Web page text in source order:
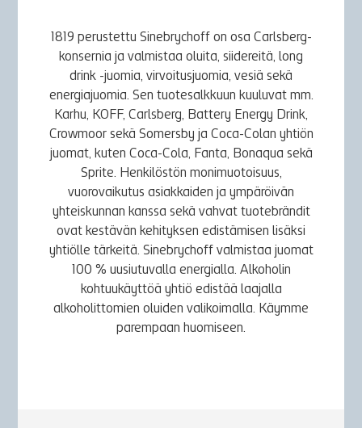
1819 perustettu Sinebrychoff on osa Carlsberg-
konsernia ja valmistaa oluita, siidereitä, long
drink -juomia, virvoitusjuomia, vesiä sekä
energiajuomia. Sen tuotesalkkuun kuuluvat mm.
Karhu, KOFF, Carlsberg, Battery Energy Drink,
Crowmoor sekä Somersby ja Coca-Colan yhtiön
juomat, kuten Coca-Cola, Fanta, Bonaqua sekä
Sprite. Henkilöstön monimuotoisuus,
vuorovaikutus asiakkaiden ja ympäröivän
yhteiskunnan kanssa sekä vahvat tuotebrändit
ovat kestävän kehityksen edistämisen lisäksi
yhtiölle tärkeitä. Sinebrychoff valmistaa juomat
100 % uusiutuvalla energialla. Alkoholin
kohtuukäyttöä yhtiö edistää laajalla
alkoholittomien oluiden valikoimalla. Käymme
parempaan huomiseen.